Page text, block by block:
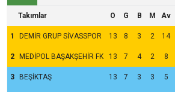
Takımlar O G B M Av
1 DEMİR GRUP SİVASSPOR 13 8 3 2 14
2 MEDİPOL BAŞAKŞEHİR FK 13 7 4 2 8
3 BEŞİKTAŞ 13 7 3 3 5